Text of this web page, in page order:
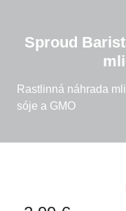
Sproud
Rastlinná náhrada
sóje a GMO